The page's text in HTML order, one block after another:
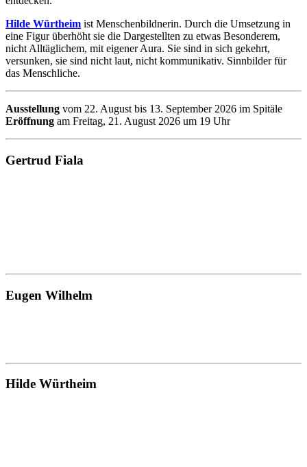
Hilde Würtheim ist Menschenbildnerin. Durch die Umsetzung in
eine Figur überhöht sie die Dargestellten zu etwas Besonderem,
nicht Alltäglichem, mit eigener Aura. Sie sind in sich gekehrt,
versunken, sie sind nicht laut, nicht kommunikativ. Sinnbilder für
das Menschliche.
Ausstellung vom 22. August bis 13. September 2026 im Spitäle
Eröffnung am Freitag, 21. August 2026 um 19 Uhr
Gertrud Fiala
Eugen Wilhelm
Hilde Würtheim